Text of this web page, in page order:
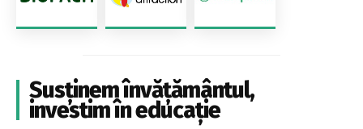
Susținem învățământul,
investim în educație